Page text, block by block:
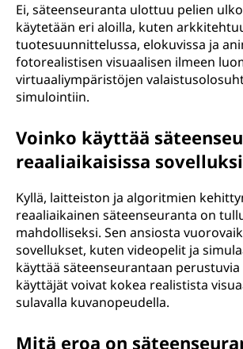
Ei, säteenseuranta ulottuu pelien
käytetään eri aloilla, kuten
tuotesuunnittelussa, elokuvissa ja
fotorealistisen visuaalisen ilmeen
virtuaaliympäristöjen
simulointiin.
Voinko käyttää
reaaliaikaisissa
Kyllä, laitteiston ja algoritmien
reaaliaikainen säteenseuranta on
mahdolliseksi. Sen ansiosta
sovellukset, kuten videopelit ja
käyttää säteenseurantaan
käyttäjät voivat kokea realistista
sulavalla kuvanopeudella.
Mitä eroa on